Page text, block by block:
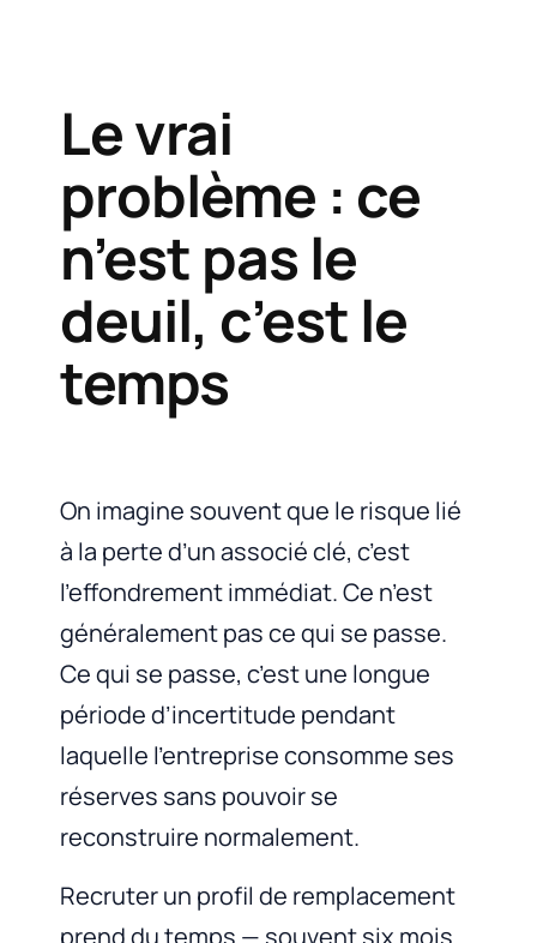
Le vrai
problème : ce
n’est pas le
deuil, c’est le
temps
On imagine souvent que le risque lié
à la perte d’un associé clé, c’est
l’effondrement immédiat. Ce n’est
généralement pas ce qui se passe.
Ce qui se passe, c’est une longue
période d’incertitude pendant
laquelle l’entreprise consomme ses
réserves sans pouvoir se
reconstruire normalement.
Recruter un profil de remplacement
prend du temps — souvent six mois